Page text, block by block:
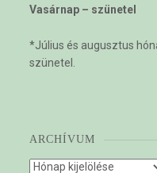
Vasárnap – szünetel
*Július és augusztus
szünetel.
ARCHÍVUM
Archívum